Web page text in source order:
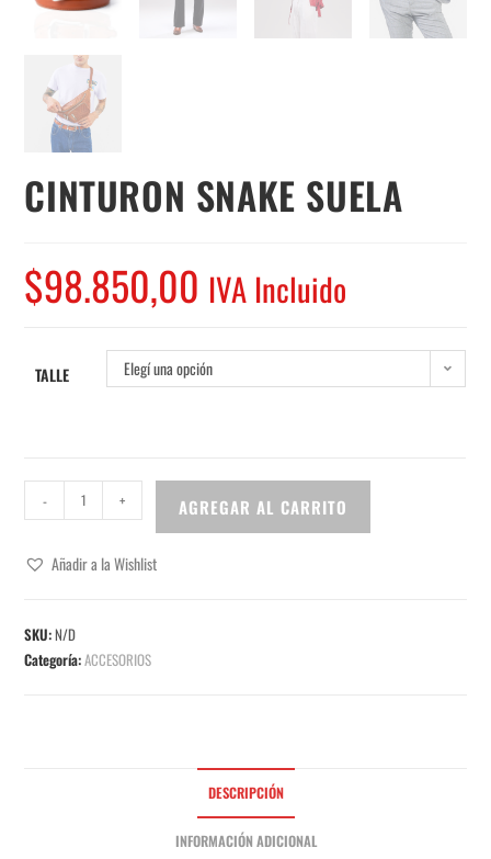
CINTURON SNAKE SUELA
$98.850,00 IVA Incluido
TALLE Elegí una opción
- + AGREGAR AL CARRITO
Añadir a la Wishlist
SKU:N/D
Categoría:ACCESORIOS
DESCRIPCIÓN
INFORMACIÓN ADICIONAL